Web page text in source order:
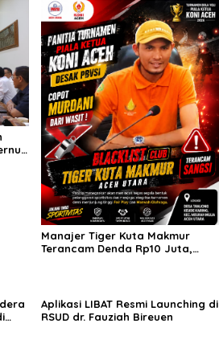
Manajer Tiger Kuta Makmur
Terancam Denda Rp10 Juta,
Aplikasi LIBAT Resmi Launching di
RSUD dr. Fauziah Bireuen